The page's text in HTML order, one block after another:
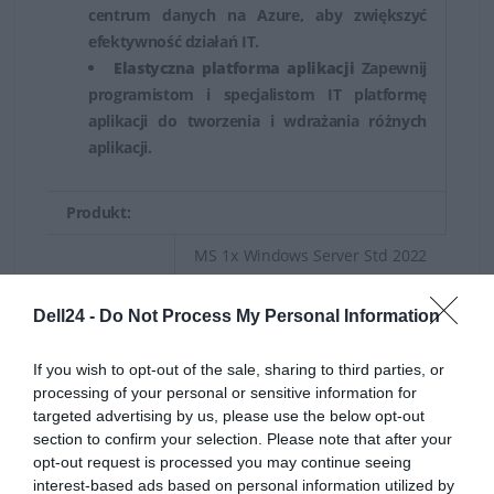
Dell24 - Do Not Process My Personal Information
If you wish to opt-out of the sale, sharing to third parties, or
processing of your personal or sensitive information for
targeted advertising by us, please use the below opt-out
section to confirm your selection. Please note that after your
opt-out request is processed you may continue seeing
interest-based ads based on personal information utilized by
wirtualnych maszyn i zapewniając skalowalność oraz
wydajność na najwyższym poziomie.
Edycja Essentials
- przeznaczona dla małych firm z
ograniczonym budżetem, oferując prostą i łatwą w
podstawowa funkcjonalność, taka jak udostępnianie
Windows Server, takie jak Hyper-V Server, Windows
Things), które oferują specjalistyczną funkcjonalność
dostosowaną do potrzeb danego zastosowania lub
branży.
Licencje dostępowe Microsoft CAL
centrum danych na Azure, aby zwiększyć
efektywność działań IT.
Elastyczna platforma aplikacji Zapewnij
programistom i specjalistom IT platformę
aplikacji do tworzenia i wdrażania różnych
aplikacji.
Produkt:
MS 1x Windows Server Std 2022
(PL)
Opis:
Standard - Licencja - 16 rdzeni -
OEM - DVD - 64-bit - polski
EAN: